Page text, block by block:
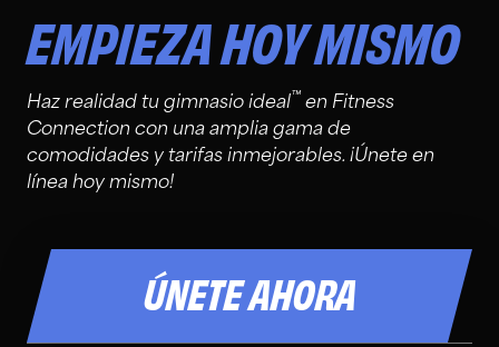
EMPIEZA HOY MISMO
Haz realidad tu gimnasio ideal™ en Fitness
Connection con una amplia gama de
comodidades y tarifas inmejorables. ¡Únete en
línea hoy mismo!
ÚNETE AHORA